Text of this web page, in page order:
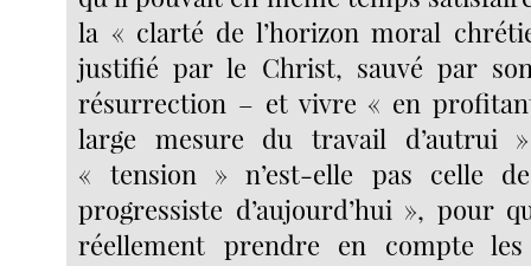
la « clarté de l’horizon moral
justifié par le Christ, sauvé par
résurrection – et vivre « en
large mesure du travail d’autrui »
« tension » n’est-elle pas celle
progressiste d’aujourd’hui », pour
réellement prendre en compte